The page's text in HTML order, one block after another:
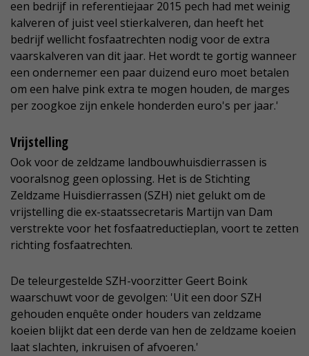
een bedrijf in referentiejaar 2015 pech had met weinig
kalveren of juist veel stierkalveren, dan heeft het
bedrijf wellicht fosfaatrechten nodig voor de extra
vaarskalveren van dit jaar. Het wordt te gortig wanneer
een ondernemer een paar duizend euro moet betalen
om een halve pink extra te mogen houden, de marges
per zoogkoe zijn enkele honderden euro's per jaar.'
Vrijstelling
Ook voor de zeldzame landbouwhuisdierrassen is
vooralsnog geen oplossing. Het is de Stichting
Zeldzame Huisdierrassen (SZH) niet gelukt om de
vrijstelling die ex-staatssecretaris Martijn van Dam
verstrekte voor het fosfaatreductieplan, voort te zetten
richting fosfaatrechten.
De teleurgestelde SZH-voorzitter Geert Boink
waarschuwt voor de gevolgen: 'Uit een door SZH
gehouden enquête onder houders van zeldzame
koeien blijkt dat een derde van hen de zeldzame koeien
laat slachten, inkruisen of afvoeren.'